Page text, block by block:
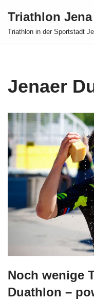
Zum
Triathlon Jena
Triathlon in der Sportstadt
Jenaer
Noch wenige
Duathlon –